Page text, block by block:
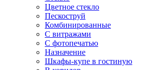
Цветное стекло
Пескоструй
Комбинированные
С витражами
С фотопечатью
Назначение
Шкафы-купе в гостиную